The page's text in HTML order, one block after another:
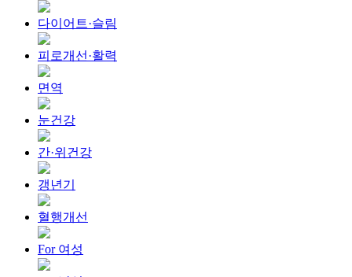
다이어트·슬림
피로개선·활력
면역
눈건강
간·위건강
갱년기
혈행개선
For 여성